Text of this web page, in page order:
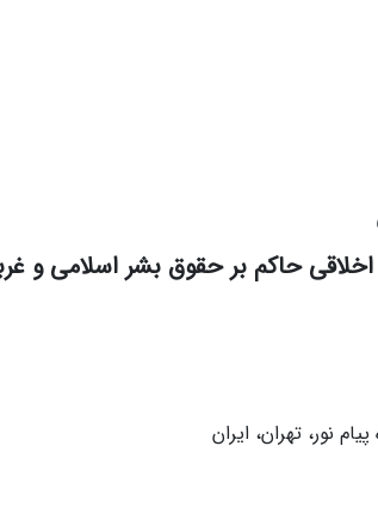
حاکم بر حقوق بشر اسلامی و
نور، تهران، ایران